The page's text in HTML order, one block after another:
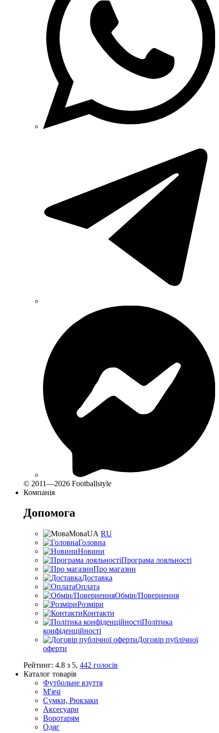
© 2011—2026 Footballstyle
Компанія
Допомога
МоваUA RU
Головна
Новини
Програма лояльності
Про магазин
Доставка
Оплата
Обмін/Повернення
Розміри
Контакти
Політика
конфіденційності
Договір публічної
оферти
Рейтинг: 4.8 з 5, 442 голосів
Каталог товарів
Футбольне взуття
М'ячі
Сумки, Рюкзаки
Аксесуари
Воротарям
Одяг